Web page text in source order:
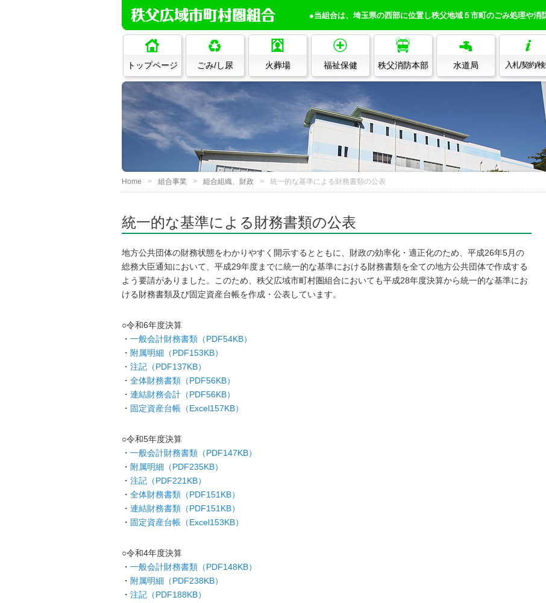
●当組合は、埼玉県の西部に位置し秩父地域５市町のごみ処理や消
トップページ ごみ/し尿 火葬場 福祉保健 秩父消防本部 水道局 入札/契約/
Home 組合事業 組合組織、財政 統一的な基準による財務書類の公表
統一的な基準による財務書類の公表
地方公共団体の財務状態をわかりやすく開示するとともに、財政の効率化・適正化のため、平成26年5月の
総務大臣通知において、平成29年度までに統一的な基準における財務書類を全ての地方公共団体で作成する
よう要請がありました。このため、秩父広域市町村圏組合においても平成28年度決算から統一的な基準にお
ける財務書類及び固定資産台帳を作成・公表しています。
○令和6年度決算
・ 一般会計財務書類（PDF54KB）
・ 附属明細（PDF153KB）
・ 注記（PDF137KB）
・ 全体財務書類（PDF56KB）
・ 連結財務会計（PDF56KB）
・ 固定資産台帳（Excel157KB）
○令和5年度決算
・ 一般会計財務書類（PDF147KB）
・ 附属明細（PDF235KB）
・ 注記（PDF221KB）
・ 全体財務書類（PDF151KB）
・ 連結財務書類（PDF151KB）
・ 固定資産台帳（Excel153KB）
○令和4年度決算
・ 一般会計財務書類（PDF148KB）
・ 附属明細（PDF238KB）
・ 注記（PDF188KB）